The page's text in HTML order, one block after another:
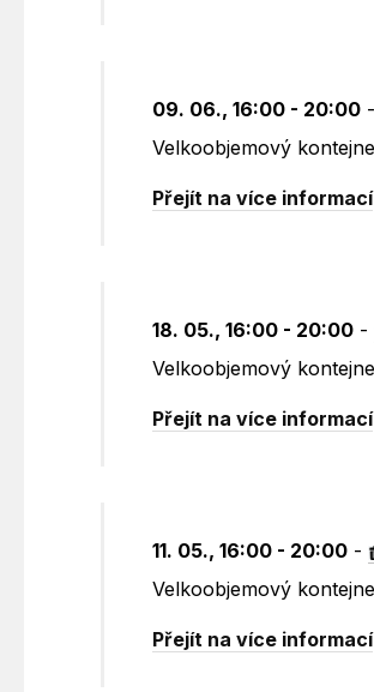
09. 06., 16:00 - 20:00 -
Velkoobjemový
Přejít na více informací
18. 05., 16:00 - 20:00 -
Velkoobjemový
Přejít na více informací
11. 05., 16:00 - 20:00 -
Velkoobjemový
Přejít na více informací